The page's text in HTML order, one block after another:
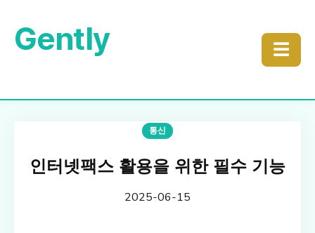
Gently ☰
통신
인터넷팩스 활용을 위한 필수 기능
2025-06-15